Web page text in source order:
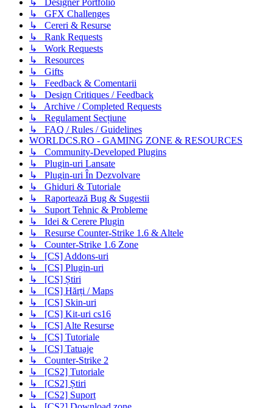
↳ Designer Portfolio
↳ GFX Challenges
↳ Cereri & Resurse
↳ Rank Requests
↳ Work Requests
↳ Resources
↳ Gifts
↳ Feedback & Comentarii
↳ Design Critiques / Feedback
↳ Archive / Completed Requests
↳ Regulament Secțiune
↳ FAQ / Rules / Guidelines
WORLDCS.RO - GAMING ZONE & RESOURCES
↳ Community-Developed Plugins
↳ Plugin-uri Lansate
↳ Plugin-uri În Dezvolvare
↳ Ghiduri & Tutoriale
↳ Raportează Bug & Sugestii
↳ Suport Tehnic & Probleme
↳ Idei & Cerere Plugin
↳ Resurse Counter-Strike 1.6 & Altele
↳ Counter-Strike 1.6 Zone
↳ [CS] Addons-uri
↳ [CS] Plugin-uri
↳ [CS] Știri
↳ [CS] Hărți / Maps
↳ [CS] Skin-uri
↳ [CS] Kit-uri cs16
↳ [CS] Alte Resurse
↳ [CS] Tutoriale
↳ [CS] Tatuaje
↳ Counter-Strike 2
↳ [CS2] Tutoriale
↳ [CS2] Știri
↳ [CS2] Suport